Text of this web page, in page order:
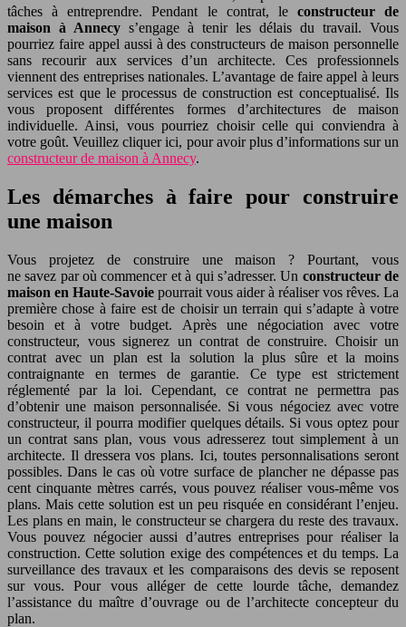
tâches à entreprendre. Pendant le contrat, leconstructeur de
maison à Annecy s’engage à tenir les délais du travail. Vous
pourriez faire appel aussi à des constructeurs de maison personnelle
sans recourir aux services d’un architecte. Ces professionnels
viennent des entreprises nationales. L’avantage de faire appel à leurs
services est que le processus de construction est conceptualisé. Ils
vous proposent différentes formes d’architectures de maison
individuelle. Ainsi, vous pourriez choisir celle qui conviendra à
votre goût. Veuillez cliquer ici, pour avoir plus d’informations sur un
constructeur de maison à Annecy.
Les démarches à faire pour construire
une maison
Vous projetez de construire une maison ? Pourtant, vous
ne savez par où commencer et à qui s’adresser. Un constructeur de
maison en Haute-Savoie pourrait vous aider à réaliser vos rêves. La
première chose à faire est de choisir un terrain qui s’adapte à votre
besoin et à votre budget. Après une négociation avec votre
constructeur, vous signerez un contrat de construire. Choisir un
contrat avec un plan est la solution la plus sûre et la moins
contraignante en termes de garantie. Ce type est strictement
réglementé par la loi. Cependant, ce contrat ne permettra pas
d’obtenir une maison personnalisée. Si vous négociez avec votre
constructeur, il pourra modifier quelques détails. Si vous optez pour
un contrat sans plan, vous vous adresserez tout simplement à un
architecte. Il dressera vos plans. Ici, toutes personnalisations seront
possibles. Dans le cas où votre surface de plancher ne dépasse pas
cent cinquante mètres carrés, vous pouvez réaliser vous-même vos
plans. Mais cette solution est un peu risquée en considérant l’enjeu.
Les plans en main, le constructeur se chargera du reste des travaux.
Vous pouvez négocier aussi d’autres entreprises pour réaliser la
construction. Cette solution exige des compétences et du temps. La
surveillance des travaux et les comparaisons des devis se reposent
sur vous. Pour vous alléger de cette lourde tâche, demandez
l’assistance du maître d’ouvrage ou de l’architecte concepteur du
plan.